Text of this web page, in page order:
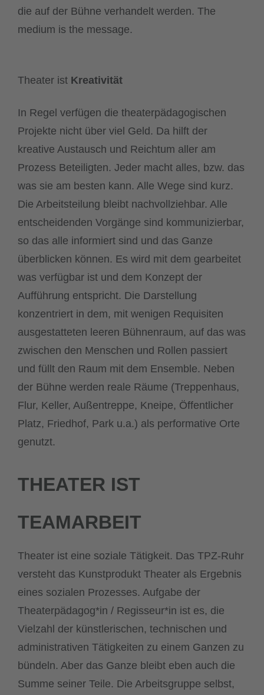
die auf der Bühne verhandelt werden. The
medium is the message.
Theater ist Kreativität
In Regel verfügen die theaterpädagogischen
Projekte nicht über viel Geld. Da hilft der
kreative Austausch und Reichtum aller am
Prozess Beteiligten. Jeder macht alles, bzw. das
was sie am besten kann. Alle Wege sind kurz.
Die Arbeitsteilung bleibt nachvollziehbar. Alle
entscheidenden Vorgänge sind kommunizierbar,
so das alle informiert sind und das Ganze
überblicken können. Es wird mit dem gearbeitet
was verfügbar ist und dem Konzept der
Aufführung entspricht. Die Darstellung
konzentriert in dem, mit wenigen Requisiten
ausgestatteten leeren Bühnenraum, auf das was
zwischen den Menschen und Rollen passiert
und füllt den Raum mit dem Ensemble. Neben
der Bühne werden reale Räume (Treppenhaus,
Flur, Keller, Außentreppe, Kneipe, Öffentlicher
Platz, Friedhof, Park u.a.) als performative Orte
genutzt.
THEATER IST
TEAMARBEIT
Theater ist eine soziale Tätigkeit. Das TPZ-Ruhr
versteht das Kunstprodukt Theater als Ergebnis
eines sozialen Prozesses. Aufgabe der
Theaterpädagog*in / Regisseur*in ist es, die
Vielzahl der künstlerischen, technischen und
administrativen Tätigkeiten zu einem Ganzen zu
bündeln. Aber das Ganze bleibt eben auch die
Summe seiner Teile. Die Arbeitsgruppe selbst,